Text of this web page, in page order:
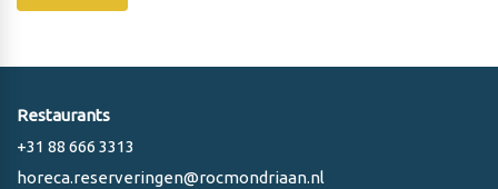
Restaurants
+31 88 666 3313
horeca.reserveringen@rocmondriaan.nl